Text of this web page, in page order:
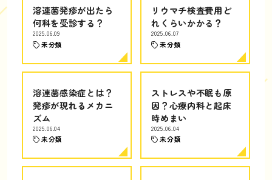
溶連菌発疹が出たら
何科を受診する？
2025.06.09
未分類
リウマチ検査費用ど
れくらいかかる？
2025.06.07
未分類
溶連菌感染症とは？
発疹が現れるメカニ
ズム
2025.06.04
未分類
ストレスや不眠も原
因？心療内科と起床
時めまい
2025.06.04
未分類